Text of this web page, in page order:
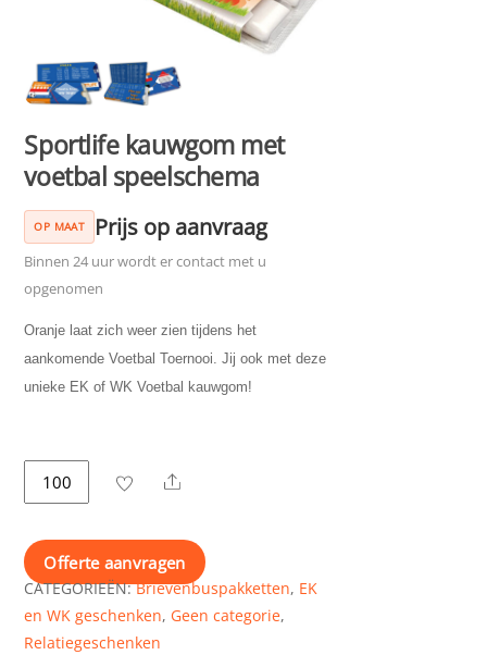
Sportlife kauwgom met
voetbal speelschema
OP MAAT Prijs op aanvraag
Binnen 24 uur wordt er contact met u
opgenomen
Oranje laat zich weer zien tijdens het
aankomende Voetbal Toernooi. Jij ook met deze
unieke EK of WK Voetbal kauwgom!
Sportlife
kauwgom
voetbal
speelschema
aantal
Share
Offerte aanvragen
CATEGORIEËN:Brievenbuspakketten, EK
en WK geschenken, Geen categorie,
Relatiegeschenken